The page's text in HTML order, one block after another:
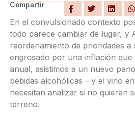
Compartir
En el convulsionado contexto
todo parece cambiar de lugar, y
reordenamiento de prioridades a
engrosado por una inflación que
anual, asistimos a un nuevo
bebidas alcohólicas – y el vino
necesitan analizar si no quieren
terreno.